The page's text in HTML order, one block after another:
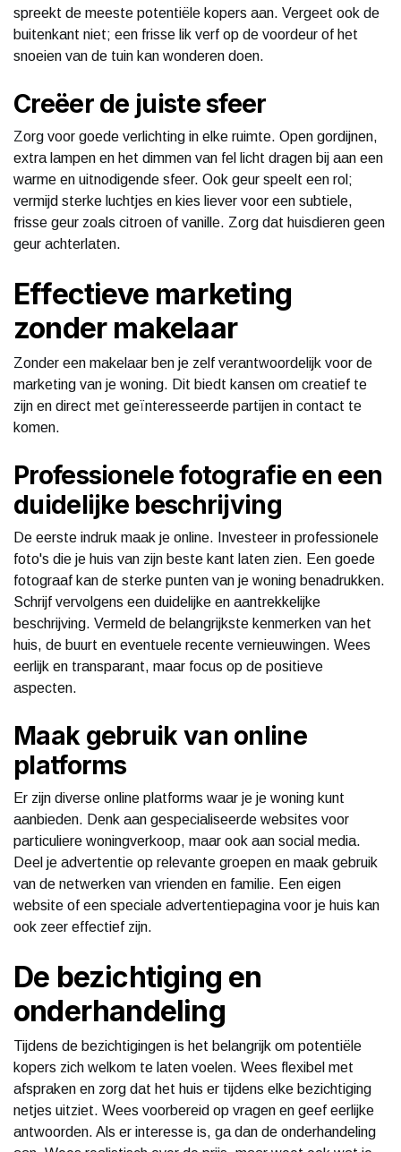
spreekt de meeste potentiële kopers aan. Vergeet ook de
buitenkant niet; een frisse lik verf op de voordeur of het
snoeien van de tuin kan wonderen doen.
Creëer de juiste sfeer
Zorg voor goede verlichting in elke ruimte. Open gordijnen,
extra lampen en het dimmen van fel licht dragen bij aan een
warme en uitnodigende sfeer. Ook geur speelt een rol;
vermijd sterke luchtjes en kies liever voor een subtiele,
frisse geur zoals citroen of vanille. Zorg dat huisdieren geen
geur achterlaten.
Effectieve marketing
zonder makelaar
Zonder een makelaar ben je zelf verantwoordelijk voor de
marketing van je woning. Dit biedt kansen om creatief te
zijn en direct met geïnteresseerde partijen in contact te
komen.
Professionele fotografie en een
duidelijke beschrijving
De eerste indruk maak je online. Investeer in professionele
foto's die je huis van zijn beste kant laten zien. Een goede
fotograaf kan de sterke punten van je woning benadrukken.
Schrijf vervolgens een duidelijke en aantrekkelijke
beschrijving. Vermeld de belangrijkste kenmerken van het
huis, de buurt en eventuele recente vernieuwingen. Wees
eerlijk en transparant, maar focus op de positieve
aspecten.
Maak gebruik van online
platforms
Er zijn diverse online platforms waar je je woning kunt
aanbieden. Denk aan gespecialiseerde websites voor
particuliere woningverkoop, maar ook aan social media.
Deel je advertentie op relevante groepen en maak gebruik
van de netwerken van vrienden en familie. Een eigen
website of een speciale advertentiepagina voor je huis kan
ook zeer effectief zijn.
De bezichtiging en
onderhandeling
Tijdens de bezichtigingen is het belangrijk om potentiële
kopers zich welkom te laten voelen. Wees flexibel met
afspraken en zorg dat het huis er tijdens elke bezichtiging
netjes uitziet. Wees voorbereid op vragen en geef eerlijke
antwoorden. Als er interesse is, ga dan de onderhandeling